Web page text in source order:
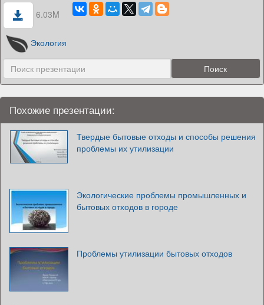
6.03M
Экология
Похожие презентации:
Твердые бытовые отходы и способы решения
проблемы их утилизации
Экологические проблемы промышленных и
бытовых отходов в городе
Проблемы утилизации бытовых отходов